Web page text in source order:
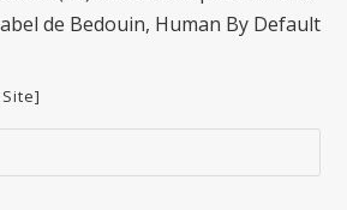
de Bedouin, Human By Default